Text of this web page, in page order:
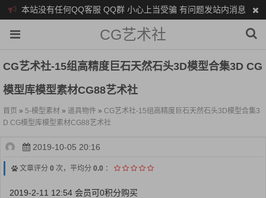
本站没有任何QQ客服 QQ群 小心上当受骗 有问题发站内消息
CG艺术社
CG艺术社-15组高精度巨石天然石头3D模型合集3D CG
模型库模型素材CG88艺术社
首页 » 5-模型素材 » 道具物件 » CG艺术社-15组高精度巨石天然石头3D模型合集3
D CG模型库模型素材CG88艺术社
2019-10-05 20:16
文章评分 0 次，平均分 0.0 ：
2019-2-11 12:54 会员可0积分购买